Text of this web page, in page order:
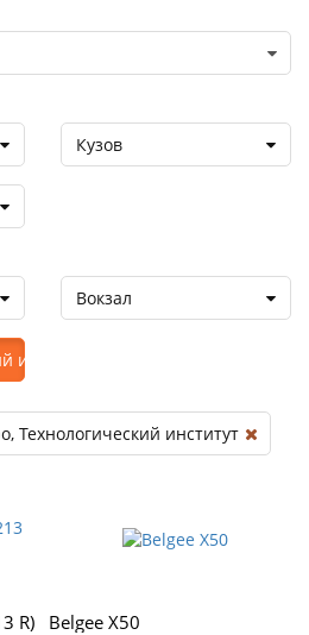
R) Belgee X50
Кузов
Вокзал
институт
Технологический институт